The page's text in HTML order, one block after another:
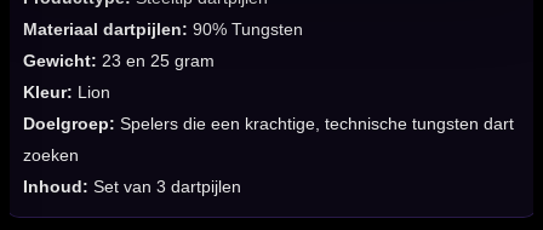
Materiaal dartpijlen: 90% Tungsten
Gewicht: 23 en 25 gram
Kleur: Lion
Doelgroep: Spelers die een krachtige, technische tungsten dart
zoeken
Inhoud: Set van 3 dartpijlen